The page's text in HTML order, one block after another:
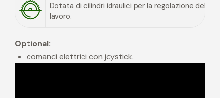
Dotata di cilindri idraulici per la regolazione della
lavoro.
Optional:
comandi elettrici con joystick.